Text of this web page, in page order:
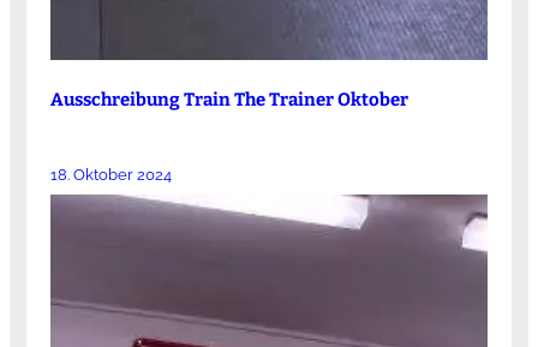
Ausschreibung Train The Trainer Oktober
18. Oktober 2024